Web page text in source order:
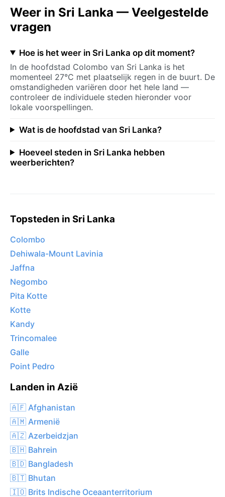
Weer in Sri Lanka — Veelgestelde
vragen
Hoe is het weer in Sri Lanka op dit moment?
In de hoofdstad Colombo van Sri Lanka is het
momenteel 27°C met plaatselijk regen in de buurt. De
omstandigheden variëren door het hele land —
controleer de individuele steden hieronder voor
lokale voorspellingen.
Wat is de hoofdstad van Sri Lanka?
Hoeveel steden in Sri Lanka hebben
weerberichten?
Topsteden in Sri Lanka
Colombo
Dehiwala-Mount Lavinia
Jaffna
Negombo
Pita Kotte
Kotte
Kandy
Trincomalee
Galle
Point Pedro
Landen in Azië
🇦🇫 Afghanistan
🇦🇲 Armenië
🇦🇿 Azerbeidzjan
🇧🇭 Bahrein
🇧🇩 Bangladesh
🇧🇹 Bhutan
🇮🇴 Brits Indische Oceaanterritorium